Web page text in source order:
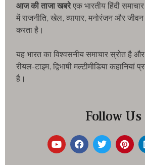
आज की ताजा खबरेएक भारतीय हिंदी
में राजनीति, खेल, व्यापार, मनोरंजन और
करता है।
यह भारत का विश्वसनीय समाचार स्रोत है
रीयल-टाइम, द्विभाषी मल्टीमीडिया कहानियां
है।
Follow Us